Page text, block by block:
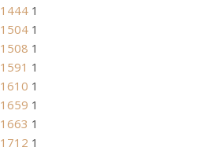
1444 1
1504 1
1508 1
1591 1
1610 1
1659 1
1663 1
1712 1